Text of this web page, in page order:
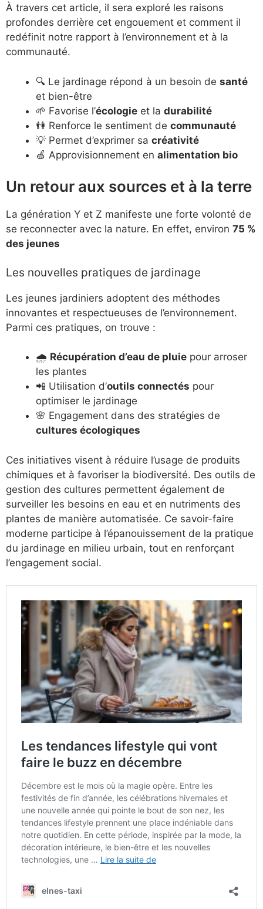
À travers cet article, il sera exploré les raisons
profondes derrière cet engouement et comment il
redéfinit notre rapport à l’environnement et à la
communauté.
🔍 Le jardinage répond à un besoin de santé
et bien-être
🌱 Favorise l’écologie et la durabilité
👫 Renforce le sentiment de communauté
💡 Permet d’exprimer sa créativité
🍏 Approvisionnement en alimentation bio
Un retour aux sources et à la terre
La génération Y et Z manifeste une forte volonté de
se reconnecter avec la nature. En effet, environ 75 %
des jeunes
Les nouvelles pratiques de jardinage
Les jeunes jardiniers adoptent des méthodes
innovantes et respectueuses de l’environnement.
Parmi ces pratiques, on trouve :
🌧️ Récupération d’eau de pluie pour arroser
les plantes
📲 Utilisation d’outils connectés pour
optimiser le jardinage
🌸 Engagement dans des stratégies de
cultures écologiques
Ces initiatives visent à réduire l’usage de produits
chimiques et à favoriser la biodiversité. Des outils de
gestion des cultures permettent également de
surveiller les besoins en eau et en nutriments des
plantes de manière automatisée. Ce savoir-faire
moderne participe à l’épanouissement de la pratique
du jardinage en milieu urbain, tout en renforçant
l’engagement social.